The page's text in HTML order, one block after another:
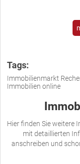
Tags:
Immobilienmarkt
Immobilien online
Hier finden Sie weitere
mit detaillierten
anschreiben und